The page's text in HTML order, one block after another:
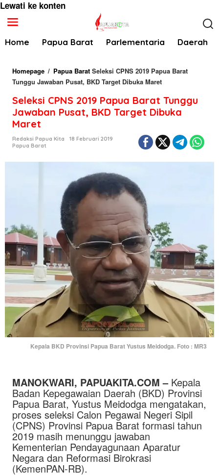
Lewati ke konten
Home Papua Barat Parlementaria Daerah
Homepage / Papua Barat Seleksi CPNS 2019 Papua Barat
Tunggu Jawaban Pusat, BKD Target Dibuka Maret
Seleksi CPNS 2019 Papua Barat Tunggu
Jawaban Pusat, BKD Target Dibuka
Maret
Redaksi Papua Kita
18 Februari 2019
Papua Barat
Kepala BKD Provinsi Papua Barat Yustus Meidodga. Foto : MR3
MANOKWARI, PAPUAKITA.COM – Kepala
Badan Kepegawaian Daerah (BKD) Provinsi
Papua Barat, Yustus Meidodga mengatakan,
proses seleksi Calon Pegawai Negeri Sipil
(CPNS) Provinsi Papua Barat formasi tahun
2019 masih menunggu jawaban
Kementerian Pendayagunaan Aparatur
Negara dan Reformasi Birokrasi
(KemenPAN-RB).